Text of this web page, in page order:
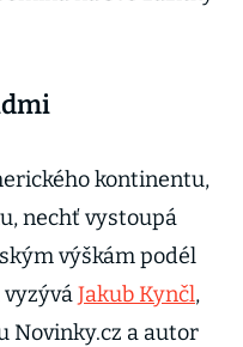
kontinentu,
nechť vystoupá
výškám podél
vyzýváJakub Kynčl,
Novinky.cz a autor